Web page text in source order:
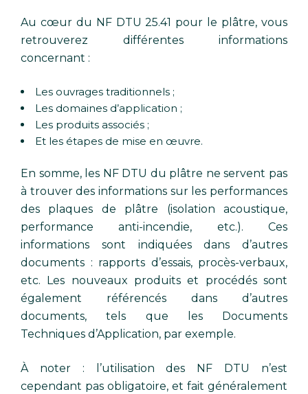
Au cœur du NF DTU 25.41 pour le plâtre, vous
retrouverez différentes informations
concernant :
Les ouvrages traditionnels ;
Les domaines d’application ;
Les produits associés ;
Et les étapes de mise en œuvre.
En somme, les NF DTU du plâtre ne servent pas
à trouver des informations sur les performances
des plaques de plâtre (isolation acoustique,
performance anti-incendie, etc.). Ces
informations sont indiquées dans d’autres
documents : rapports d’essais, procès-verbaux,
etc. Les nouveaux produits et procédés sont
également référencés dans d’autres
documents, tels que les Documents
Techniques d’Application, par exemple.
À noter : l’utilisation des NF DTU n’est
cependant pas obligatoire, et fait généralement